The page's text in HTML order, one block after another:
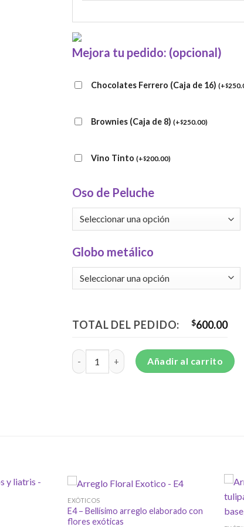
Mejora tu pedido: (opcional)
Chocolates Ferrero (Caja de 16) (+$
Brownies (Caja de 8) (+$250.00)
Vino Tinto (+$200.00)
Oso de Peluche
Globo metálico
TOTAL DEL PEDIDO: $600.00
Arreglo floral exótico de girasol, gerberas y
Añadir al carrito
EXÓTICOS
E4 – Bellísimo arreglo elaborado con
flores exóticas